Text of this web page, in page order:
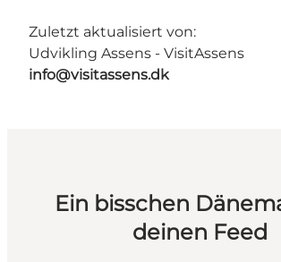
Zuletzt aktualisiert von:
Udvikling Assens - VisitAssens
info@visitassens.dk
Ein bisschen
deinen Feed